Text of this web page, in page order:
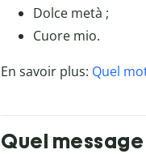
Dolce metà ;
Cuore mio.
En savoir plus: Quel
Quel